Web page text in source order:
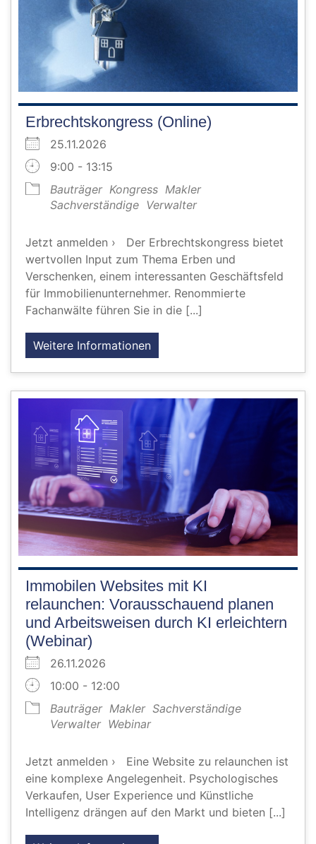
Erbrechtskongress (Online)
25.11.2026
9:00 - 13:15
Bauträger Kongress Makler
Sachverständige Verwalter
Jetzt anmelden › Der Erbrechtskongress bietet
wertvollen Input zum Thema Erben und
Verschenken, einem interessanten Geschäftsfeld
für Immobilienunternehmer. Renommierte
Fachanwälte führen Sie in die [...]
Weitere Informationen
Immobilen Websites mit KI
relaunchen: Vorausschauend planen
und Arbeitsweisen durch KI erleichtern
(Webinar)
26.11.2026
10:00 - 12:00
Bauträger Makler Sachverständige
Verwalter Webinar
Jetzt anmelden › Eine Website zu relaunchen ist
eine komplexe Angelegenheit. Psychologisches
Verkaufen, User Experience und Künstliche
Intelligenz drängen auf den Markt und bieten [...]